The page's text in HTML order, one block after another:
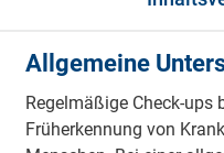
Allgemeine
Regelmäßige Check-ups
Früherkennung von